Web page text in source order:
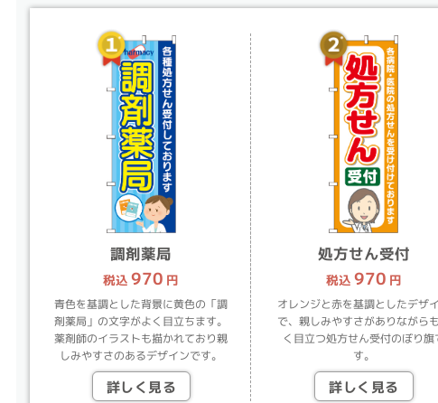
調剤薬局
税込 970 円
青色を基調とした背景に黄色の「調
剤薬局」の文字がよく目立ちます。
薬剤師のイラストも描かれており親
しみやすさのあるデザインです。
詳しく見る
処方せん受付
税込 970 円
オレンジと赤を基調としたデザ
で、親しみやすさがありながら
く目立つ処方せん受付のぼり旗
す。
詳しく見る